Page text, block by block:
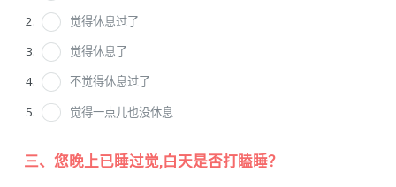
觉得休息过了
觉得休息了
不觉得休息过了
觉得一点儿也没休息
三、您晚上已睡过觉,白天是否打瞌睡？